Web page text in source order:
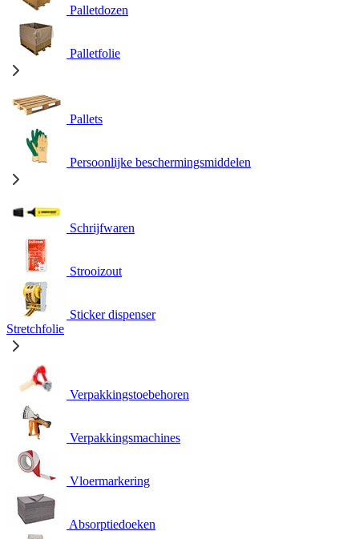
Palletdozen
Palletfolie
Pallets
Persoonlijke beschermingsmiddelen
Schrijfwaren
Strooizout
Sticker dispenser
Stretchfolie
Verpakkingstoebehoren
Verpakkingsmachines
Vloermarkering
Absorptiedoeken